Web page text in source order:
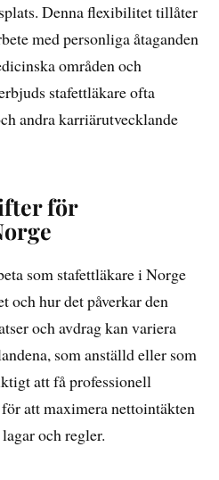
Denna flexibilitet tillåter
med personliga åtaganden
områden och
stafettläkare ofta
andra karriärutvecklande
för
som stafettläkare i Norge
och hur det påverkar den
och avdrag kan variera
som anställd eller som
att få professionell
att maximera nettointäkten
och regler.